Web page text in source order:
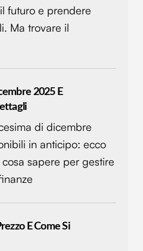
futuro e prendere
Ma trovare il
2025 E
di dicembre
in anticipo: ecco
sapere per gestire
E Come Si